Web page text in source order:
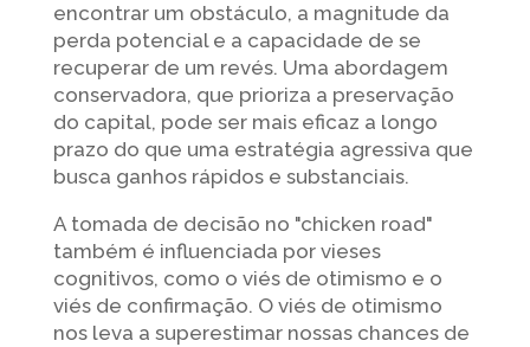
encontrar um obstáculo, a magnitude da
perda potencial e a capacidade de se
recuperar de um revés. Uma abordagem
conservadora, que prioriza a preservação
do capital, pode ser mais eficaz a longo
prazo do que uma estratégia agressiva que
busca ganhos rápidos e substanciais.
A tomada de decisão no "chicken road"
também é influenciada por vieses
cognitivos, como o viés de otimismo e o
viés de confirmação. O viés de otimismo
nos leva a superestimar nossas chances de